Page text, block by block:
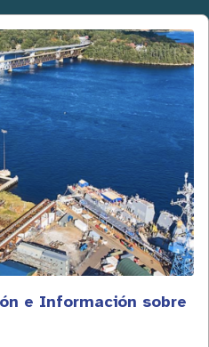
e Información sobre